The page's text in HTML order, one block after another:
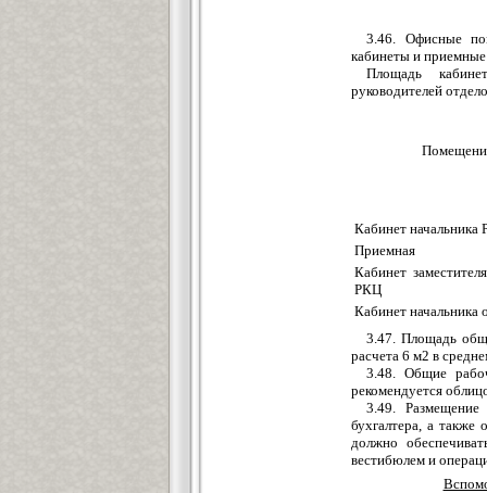
3.46. Офисные
кабинеты и приемные
Площадь
руководителей отдело
Кабинет начальника
Приемная
Кабинет
РКЦ
Кабинет начальника
3 .47. Площадь
расчета 6 м2 в
3.48. Общие
рекомендуется
3.49. Размещение
бухгалтера, а также
должно обеспе
вестибюлем и